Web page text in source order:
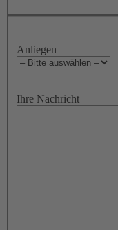
Anliegen
Ihre Nachricht